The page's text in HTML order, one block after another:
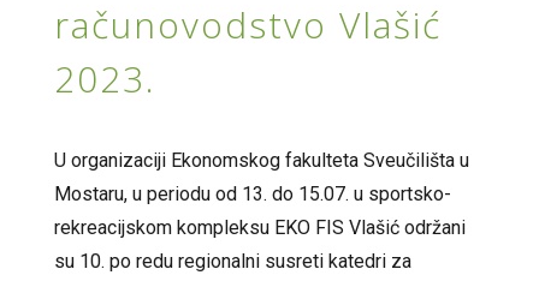
računovodstvo Vlašić
2023.
U organizaciji Ekonomskog fakulteta Sveučilišta u
Mostaru, u periodu od 13. do 15.07. u sportsko-
rekreacijskom kompleksu EKO FIS Vlašić održani
su 10. po redu regionalni susreti katedri za